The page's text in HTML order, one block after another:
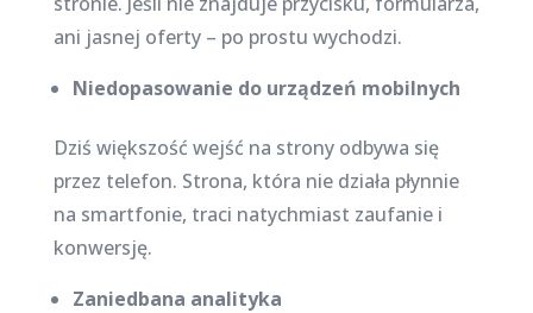
ani jasnej oferty – po prostu wychodzi.
Niedopasowanie do urządzeń mobilnych
Dziś większość wejść na strony odbywa się
przez telefon. Strona, która nie działa płynnie
na smartfonie, traci natychmiast zaufanie i
konwersję.
Zaniedbana analityka